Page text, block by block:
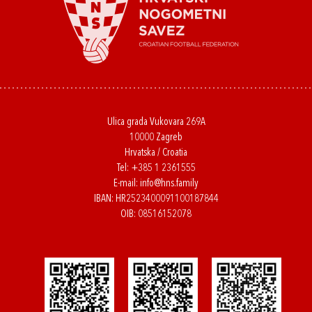
Ulica grada Vukovara 269A
10000 Zagreb
Hrvatska / Croatia
Tel: +385 1 2361555
E-mail: info@hns.family
IBAN: HR2523400091100187844
OIB: 08516152078